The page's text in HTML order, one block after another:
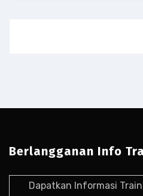
Berlangganan Info
Dapatkan Informasi